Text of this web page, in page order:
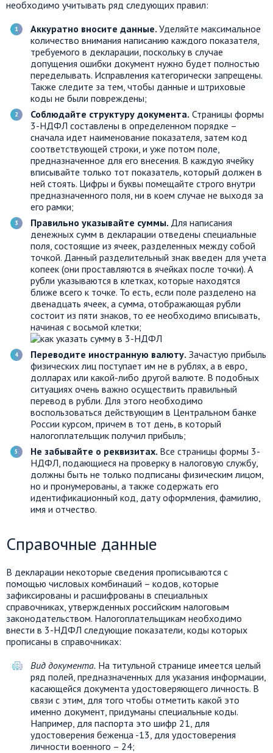
необходимо учитывать ряд следующих правил:
Аккуратно вносите данные. Уделяйте максимальное
количество внимания написанию каждого показателя,
требуемого в декларации, поскольку в случае
допущения ошибки документ нужно будет полностью
переделывать. Исправления категорически запрещены.
Также следите за тем, чтобы данные и штриховые
коды не были повреждены;
Соблюдайте структуру документа. Страницы формы
3-НДФЛ составлены в определенном порядке –
сначала идет наименование показателя, затем код
соответствующей строки, и уже потом поле,
предназначенное для его внесения. В каждую ячейку
вписывайте только тот показатель, который должен в
ней стоять. Цифры и буквы помещайте строго внутри
предназначенного поля, ни в коем случае не выходя за
его рамки;
Правильно указывайте суммы. Для написания
денежных сумм в декларации отведены специальные
поля, состоящие из ячеек, разделенных между собой
точкой. Данный разделительный знак введен для учета
копеек (они проставляются в ячейках после точки). А
рубли указываются в клетках, которые находятся
ближе всего к точке. То есть, если поле разделено на
двенадцать ячеек, а сумма, отображающая рубли
состоит из пяти знаков, то ее необходимо вписывать,
начиная с восьмой клетки;
Переводите иностранную валюту. Зачастую прибыль
физических лиц поступает им не в рублях, а в евро,
долларах или какой-либо другой валюте. В подобных
ситуациях очень важно осуществить правильный
перевод в рубли. Для этого необходимо
воспользоваться действующим в Центральном банке
России курсом, причем в тот день, в который
налогоплательщик получил прибыль;
Не забывайте о реквизитах. Все страницы формы 3-
НДФЛ, подающиеся на проверку в налоговую службу,
должны быть не только подписаны физическим лицом,
но и пронумерованы, а также содержать его
идентификационный код, дату оформления, фамилию,
имя и отчество.
Справочные данные
В декларации некоторые сведения прописываются с
помощью числовых комбинаций – кодов, которые
зафиксированы и расшифрованы в специальных
справочниках, утвержденных российским налоговым
законодательством. Налогоплательщикам необходимо
внести в 3-НДФЛ следующие показатели, коды которых
прописаны в справочниках:
Вид документа. На титульной странице имеется целый
ряд полей, предназначенных для указания информации,
касающейся документа удостоверяющего личность. В
связи с этим, для того чтобы отметить какой это
именно документ, придуманы специальные коды.
Например, для паспорта это шифр 21, для
удостоверения беженца -13, для удостоверения
личности военного – 24;